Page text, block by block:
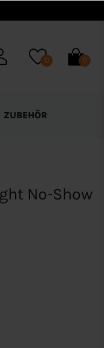
0 0
ZUBEHÖR
No-Show